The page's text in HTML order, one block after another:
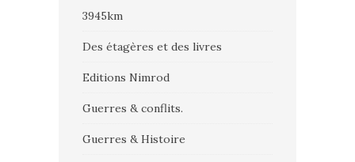
3945km
Des étagères et des livres
Editions Nimrod
Guerres & conflits.
Guerres & Histoire